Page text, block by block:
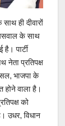
ही दीवारों
के साथ
पार्टी
नेता प्रतिपक्ष
भाजपा के
होने वाला है।
को
उधर, विधान